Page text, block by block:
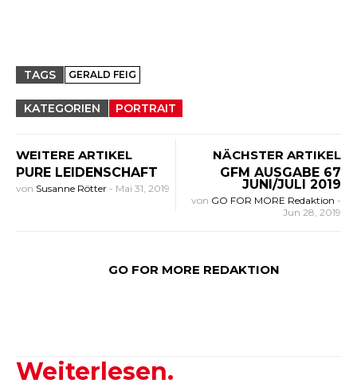
TAGS GERALD FEIG
KATEGORIEN PORTRAIT
WEITERE ARTIKEL
PURE LEIDENSCHAFT
von Susanne Rötter - Mai 31, 2019
NÄCHSTER ARTIKEL
GFM AUSGABE 67
JUNI/JULI 2019
von GO FOR MORE Redaktion -
Jun 28, 2019
GO FOR MORE REDAKTION
Weiterlesen.